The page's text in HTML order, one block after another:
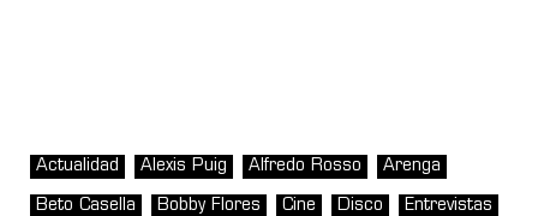
Actualidad Alexis Puig Alfredo Rosso Arenga
Beto Casella Bobby Flores Cine Disco Entrevistas